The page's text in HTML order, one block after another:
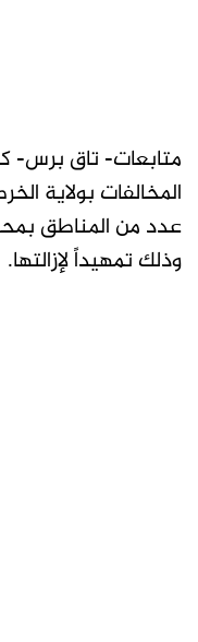
متابعات- تاق برس-
المخالفات بولاية
عدد من المناطق
وذلك تمهيداً لإزالتها.